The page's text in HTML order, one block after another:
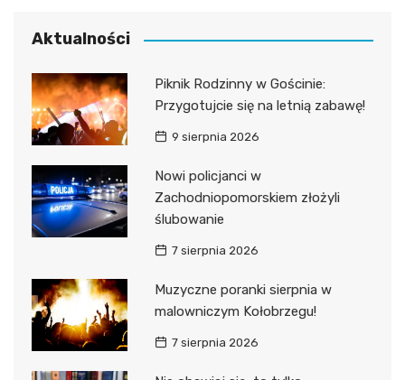
Aktualności
Piknik Rodzinny w Gościnie:
Przygotujcie się na letnią zabawę!
9 sierpnia 2026
Nowi policjanci w
Zachodniopomorskiem złożyli
ślubowanie
7 sierpnia 2026
Muzyczne poranki sierpnia w
malowniczym Kołobrzegu!
7 sierpnia 2026